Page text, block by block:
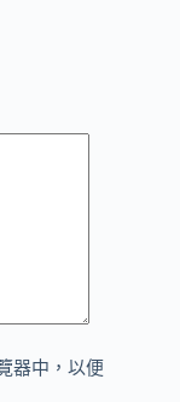
器中，以便